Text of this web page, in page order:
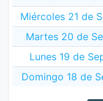
Miércoles 21 de
Martes 20 de
Lunes 19 de
Domingo 18 de